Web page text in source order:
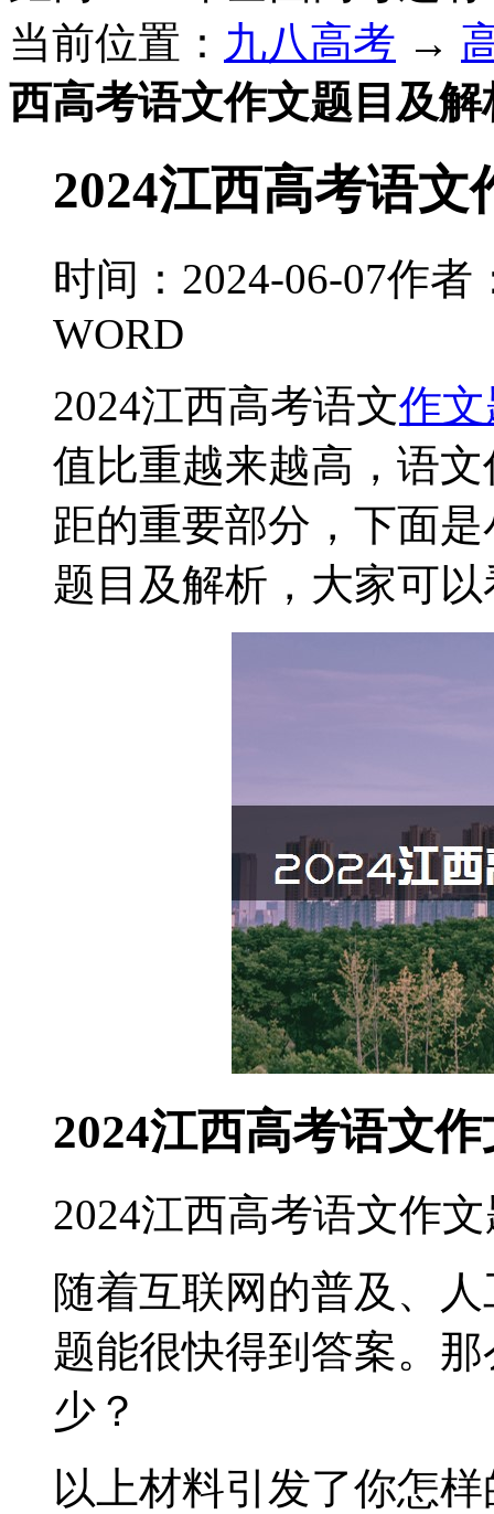
当前位置： 九八高考 →
西高考语文作文题目及解
2024江西高考语
时间：2024-06-07作者
WORD
2024江西高考语文作
值比重越来越高，语
距的重要部分，下面
题目及解析，大家可
2024江西高考语文
2024江西高考语文作
随着互联网的普及、
题能很快得到答案。
少？
以上材料引发了你怎